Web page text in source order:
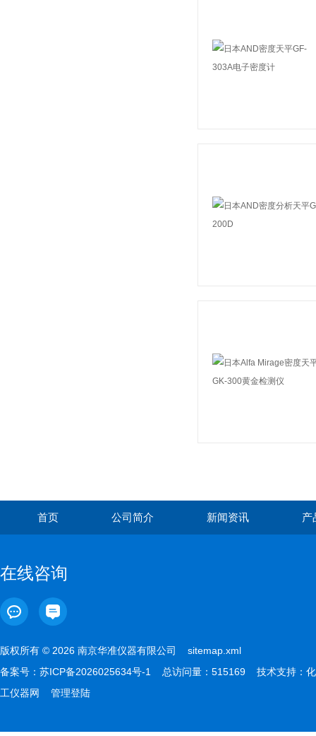
首页 公司简介 新闻资讯 产
在线咨询
版权所有 © 2026 南京华准仪器有限公司 sitemap.xml
备案号： 苏ICP备2026025634号-1 总访问量：515169 技术支持： 化
工仪器网
管理登陆